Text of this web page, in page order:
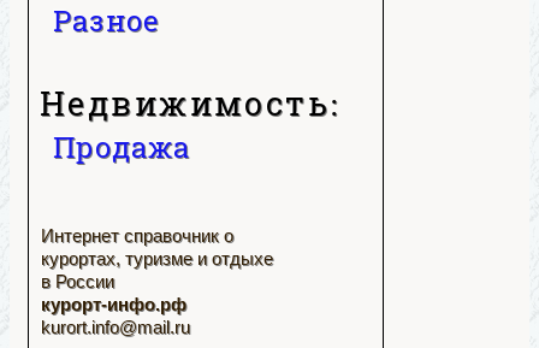
Разное
Недвижимость:
Продажа
Интернет справочник о
курортах, туризме и отдыхе
в России
курорт-инфо.рф
kurort.info@mail.ru